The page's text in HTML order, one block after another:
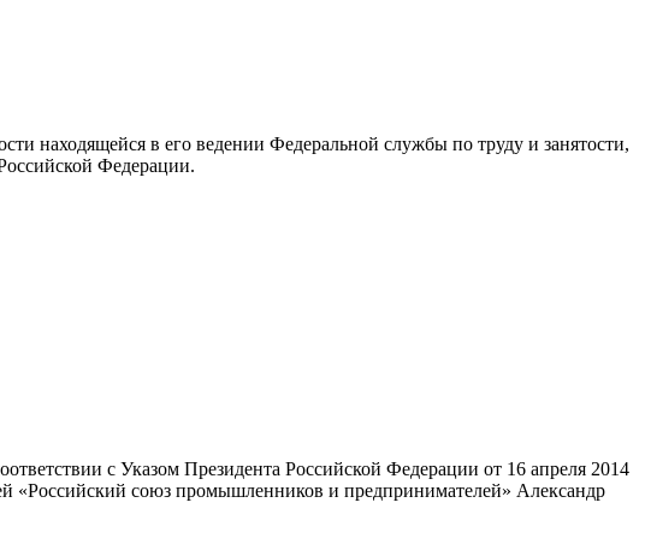
находящейся в его ведении Федеральной службы по труду и занятости,
Федерации.
с Указом Президента Российской Федерации от 16 апреля 2014
«Российский союз промышленников и предпринимателей» Александр